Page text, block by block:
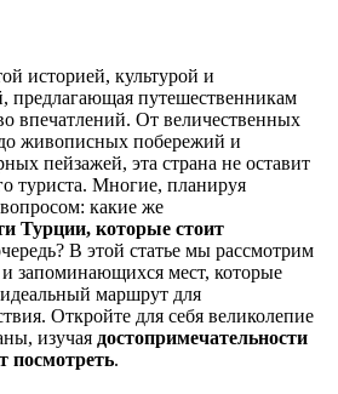
предлагающая путешественникам
впечатлений. От величественных
живописных побережий и
пейзажей, эта страна не оставит
туриста. Многие, планируя
какие же
Турции, которые стоит
В этой статье мы рассмотрим
запоминающихся мест, которые
маршрут для
Откройте для себя великолепие
изучая достопримечательности
посмотреть.